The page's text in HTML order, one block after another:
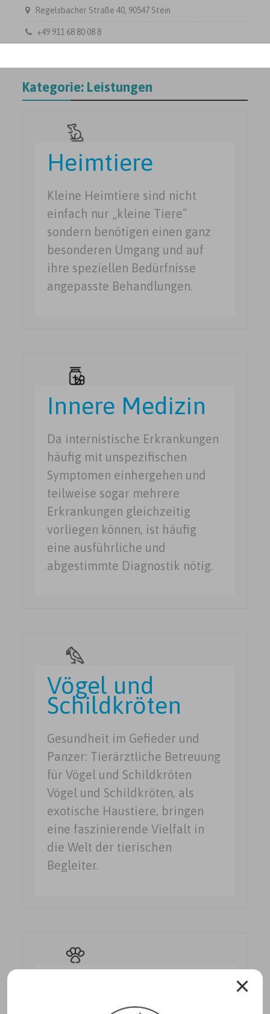
Regelsbacher Straße 40, 90547 Stein
+49 911 68 80 08 8
Kategorie: Leistungen
Heimtiere
Kleine Heimtiere sind nicht
einfach nur „kleine Tiere“
sondern benötigen einen ganz
besonderen Umgang und auf
ihre speziellen Bedürfnisse
angepasste Behandlungen.
Innere Medizin
Da internistische Erkrankungen
häufig mit unspezifischen
Symptomen einhergehen und
teilweise sogar mehrere
Erkrankungen gleichzeitig
vorliegen können, ist häufig
eine ausführliche und
abgestimmte Diagnostik nötig.
Vögel und
Schildkröten
Gesundheit im Gefieder und
Panzer: Tierärztliche Betreuung
für Vögel und Schildkröten
Vögel und Schildkröten, als
exotische Haustiere, bringen
eine faszinierende Vielfalt in
die Welt der tierischen
Begleiter.